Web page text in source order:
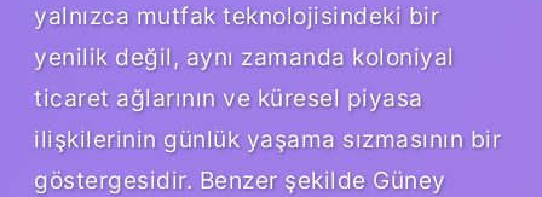
yalnızca mutfak teknolojisindeki bir
yenilik değil, aynı zamanda koloniyal
ticaret ağlarının ve küresel piyasa
ilişkilerinin günlük yaşama sızmasının bir
göstergesidir. Benzer şekilde Güney